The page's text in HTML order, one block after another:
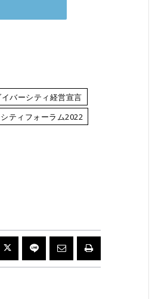
イバーシティ経営宣言
ティフォーラム2022